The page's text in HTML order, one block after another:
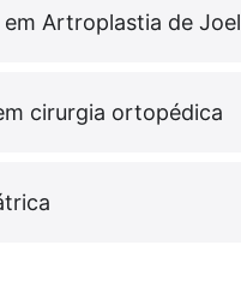
Artroplastia de
cirurgia ortopédica